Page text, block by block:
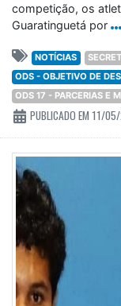
competição, os
Guaratinguetá por
NOTÍCIAS
ODS - OBJETIVO DE
ODS 17 - PARCERIAS E
PUBLICADO EM 11/